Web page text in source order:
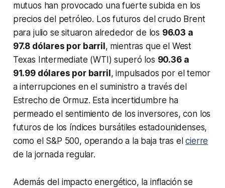
mutuos han provocado una fuerte subida en los
precios del petróleo. Los futuros del crudo Brent
para julio se situaron alrededor de los 96.03 a
97.8 dólares por barril , mientras que el West
Texas Intermediate (WTI) superó los 90.36 a
91.99 dólares por barril , impulsados por el temor
a interrupciones en el suministro a través del
Estrecho de Ormuz. Esta incertidumbre ha
permeado el sentimiento de los inversores, con los
futuros de los índices bursátiles estadounidenses,
como el S&P 500, operando a la baja tras elcierre
de la jornada regular.
Además del impacto energético, la inflación se